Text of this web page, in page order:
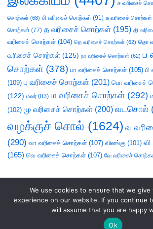
ச வரிசைச்
சொற்கள் (68) சி வரிசைச் சொற்கள் (91) சு வரிசைச் சொற்கள்
சொற்கள் (77) த வரிசைச் சொற்கள் (195) தி
வரிசைச் சொற்கள் (104) தெ வரிசைச் சொற்கள் (62) தொ
வரிசைச் சொற்கள் (125) நா வரிசைச் சொற்கள் (62) ப
சொற்கள் (378) பா வரிசைச் சொற்கள் (105)
(109) பு வரிசைச் சொற்கள் (201) பொ வரிசைச்
(122) மலர் (83) ம வரிசைச் சொற்கள் (292)
(102) மு வரிசைச் சொற்கள் (200) வடசொல்
வழக்குச் சொல் (1624) வ
(290) வா வரிசைச் சொற்கள் (107) விலங்கு (101)
(165) வெ வரிசைச் சொற்கள் (107) வே வரிசைச்
We use cookies to ensure that we
experience on our website. If you continue
will assume that you are happy
Ok